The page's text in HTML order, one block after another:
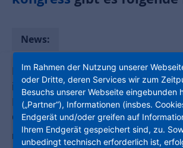
News:
Energetische Modernisierung
innovativer Wohnungsbau:
Bundesbauministerin und
Geschäftsführerin beim FFin-
Energieeffizienz, Energieproduktion, bauliche
Im Rahmen der Nutzung unserer
oder Dritte, deren Services wir zum
Besuchs unserer Webseite eingebunden
(„Partner“), Informationen (insbes.
Endgerät und/oder greifen auf
Ihrem Endgerät gespeichert sind, zu.
unbedingt technisch erforderlich ist,